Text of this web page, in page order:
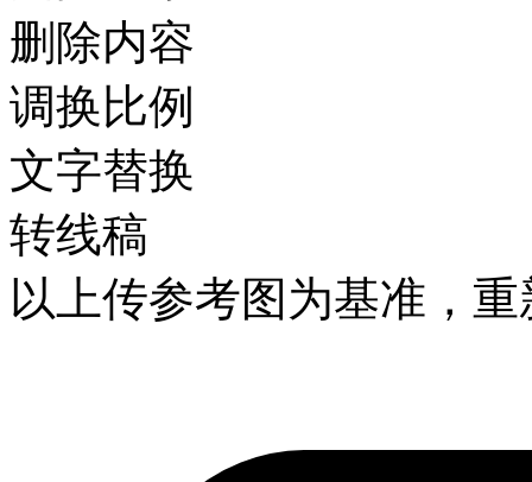
删除内容
调换比例
文字替换
转线稿
以上传参考图为基准，